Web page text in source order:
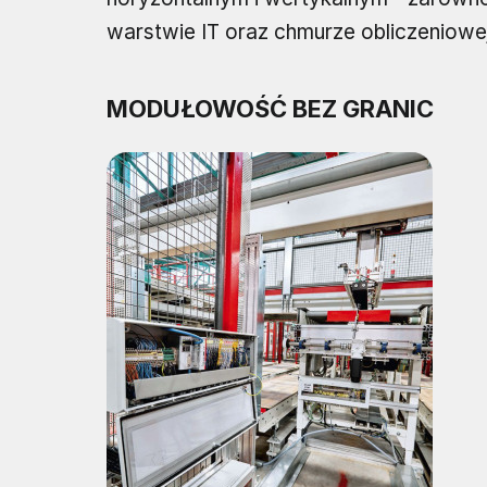
warstwie IT oraz chmurze
MODUŁOWOŚĆ BEZ GRANIC